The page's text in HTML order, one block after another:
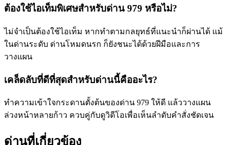
ต้องใช้ไอเท็มพิเศษสำหรับด่าน 979 หรือไม่?
ไม่จำเป็นต้องใช้ไอเท็ม หากทำตามกลยุทธ์ที่แนะนำก็ผ่านได้ แม้
ในด่านระดับ ด่านโหมดนรก ก็ยังชนะได้ด้วยฝีมือและการ
วางแผน
เคล็ดลับที่ดีที่สุดสำหรับด่านนี้คืออะไร?
ทำความเข้าใจกระดานตั้งต้นของด่าน 979 ให้ดี แล้ววางแผน
ล่วงหน้าหลายก้าว ควบคู่กับดูวิดีโอเพื่อเห็นลำดับคำสั่งชัดเจน
ด่านที่เกี่ยวข้อง